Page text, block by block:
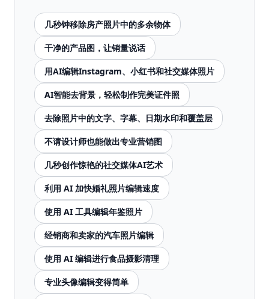
几秒钟移除房产照片中的多余物体
干净的产品图，让销量说话
用AI编辑Instagram、小红书和社交媒体照片
AI智能去背景，轻松制作完美证件照
去除照片中的文字、字幕、日期水印和覆盖层
不请设计师也能做出专业营销图
几秒创作惊艳的社交媒体AI艺术
利用 AI 加快婚礼照片编辑速度
使用 AI 工具编辑年鉴照片
经销商和卖家的汽车照片编辑
使用 AI 编辑进行食品摄影清理
专业头像编辑变得简单